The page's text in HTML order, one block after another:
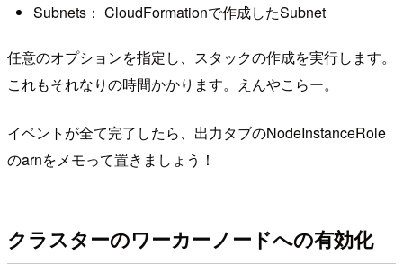
Subnets： CloudFormationで作成したSubnet
任意のオプションを指定し、スタックの作成を実行します。
これもそれなりの時間かかります。えんやこらー。
イベントが全て完了したら、出力タブのNodeInstanceRole
のarnをメモって置きましょう！
クラスターのワーカーノードへの有効化